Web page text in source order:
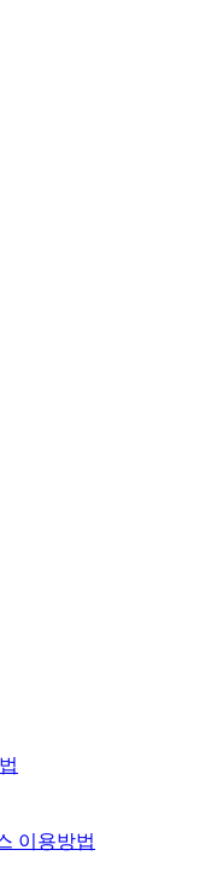
이용방법